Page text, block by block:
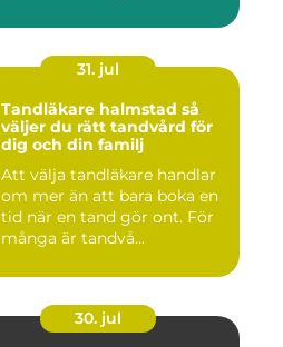
31. jul
Tandläkare halmstad så
väljer du rätt tandvård för
dig och din familj
Att välja tandläkare handlar
om mer än att bara boka en
tid när en tand gör ont. För
många är tandvå...
30. jul